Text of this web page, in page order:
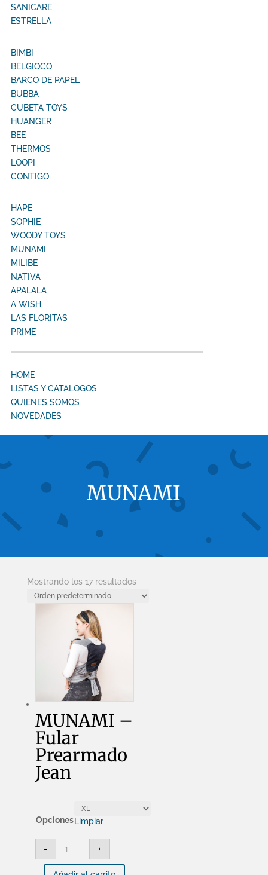
SANICARE
ESTRELLA
BIMBI
BELGIOCO
BARCO DE PAPEL
BUBBA
CUBETA TOYS
HUANGER
BEE
THERMOS
LOOPI
CONTIGO
HAPE
SOPHIE
WOODY TOYS
MUNAMI
MILIBE
NATIVA
APALALA
A WISH
LAS FLORITAS
PRIME
HOME
LISTAS Y CATALOGOS
QUIENES SOMOS
NOVEDADES
MUNAMI
Mostrando los 17 resultados
MUNAMI –
Fular
Prearmado
Jean
Opciones Limpiar
-
MUNAMI
Fular
Prearmado
+